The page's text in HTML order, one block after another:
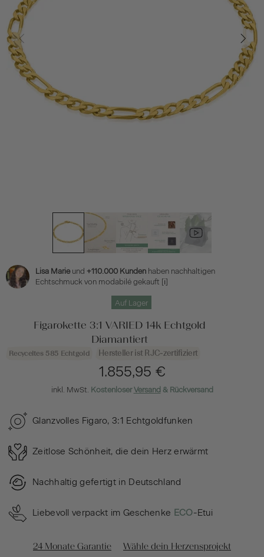
Lisa Marieund +110.000 Kunden haben nachhaltigen
Echtschmuck von modabilé gekauft [ℹ]
Auf Lager
Figarokette 3:1 VARIED 14k Echtgold
Diamantiert
Recyceltes 585 Echtgold Hersteller ist RJC-zertifiziert
1.855,95 €
inkl. MwSt. KostenloserVersand & Rückversand
Glanzvolles Figaro, 3:1 Echtgoldfunken
Zeitlose Schönheit, die dein Herz erwärmt
Nachhaltig gefertigt in Deutschland
Liebevoll verpackt im Geschenke ECO-Etui
24 Monate Garantie Wähle dein Herzensprojekt